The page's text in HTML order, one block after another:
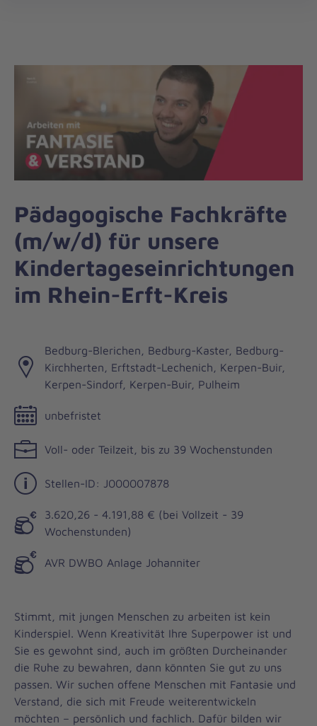
Pädagogische Fachkräfte
(m/w/d) für unsere
Kindertageseinrichtungen
im Rhein-Erft-Kreis
Bedburg-Blerichen, Bedburg-Kaster, Bedburg-
Kirchherten, Erftstadt-Lechenich, Kerpen-Buir,
Kerpen-Sindorf, Kerpen-Buir, Pulheim
unbefristet
Voll- oder Teilzeit, bis zu 39 Wochenstunden
Stellen-ID: J000007878
3.620,26 - 4.191,88 € (bei Vollzeit - 39
Wochenstunden)
AVR DWBO Anlage Johanniter
Stimmt, mit jungen Menschen zu arbeiten ist kein
Kinderspiel. Wenn Kreativität Ihre Superpower ist und
Sie es gewohnt sind, auch im größten Durcheinander
die Ruhe zu bewahren, dann könnten Sie gut zu uns
passen. Wir suchen offene Menschen mit Fantasie und
Verstand, die sich mit Freude weiterentwickeln
möchten – persönlich und fachlich. Dafür bilden wir